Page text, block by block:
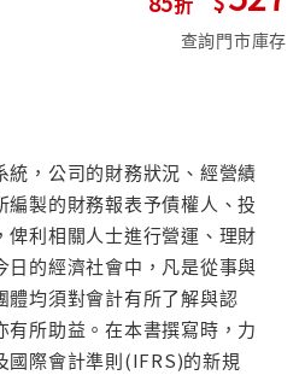
查詢門市庫存
統，公司的財務狀況、經營績
製的財務報表予債權人、投
俾利相關人士進行營運、理財
日的經濟社會中，凡是從事與
體均須對會計有所了解與認
所助益。在本書撰寫時，力
國際會計準則(IFRS)的新規